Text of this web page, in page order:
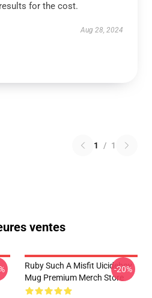
for the cost.
Aug 28, 2024
1 / 1
ventes
Ruby Such A Misfit Uicideboy
Mug Premium Merch Store
-20%